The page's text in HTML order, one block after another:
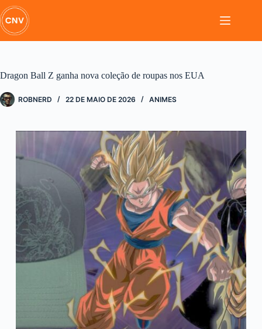
Pular
para
o
conteúdo
Dragon Ball Z ganha nova coleção de roupas nos EUA
ROBNERD 22 DE MAIO DE 2026 ANIMES